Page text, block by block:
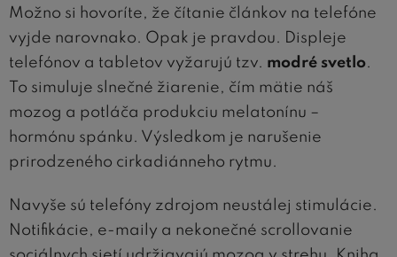
Možno si hovoríte, že čítanie článkov na telefóne
vyjde narovnako. Opak je pravdou. Displeje
telefónov a tabletov vyžarujú tzv. modré svetlo
To simuluje slnečné žiarenie, čím mätie náš
mozog a potláča produkciu melatonínu –
hormónu spánku. Výsledkom je narušenie
prirodzeného cirkadiánneho rytmu.
Navyše sú telefóny zdrojom neustálej stimulácie.
Notifikácie, e-maily a nekonečné scrollovanie